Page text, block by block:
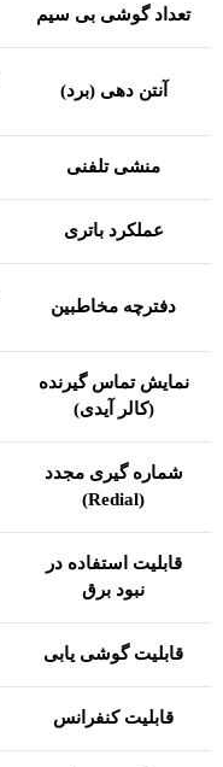
تعداد گوشی بی سیم
آنتن دهی (برد)
منشی تلفنی
عملکرد باتری
دفترچه مخاطبین
نمایش تماس گیرنده
(کالر آیدی)
شماره گیری مجدد
(Redial)
قابلیت استفاده در
نبود برق
قابلیت گوشی یابی
قابلیت کنفرانس